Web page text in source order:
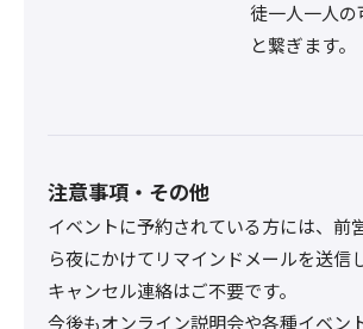
徒一人一人の
と繋ぎます。
注意事項・その他
イベントに予約されている方には、前
ら夜にかけてリマインドメールを送信
キャンセル連絡はご不要です。
今後もオンライン説明会や各種イベン